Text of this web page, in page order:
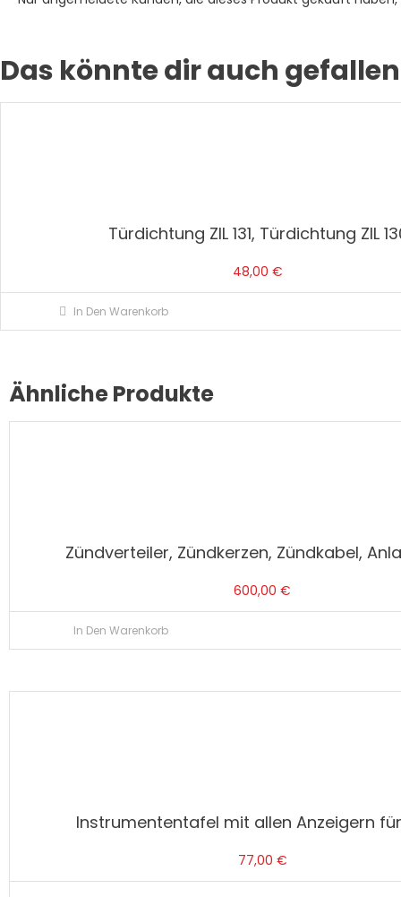
Das könnte dir auch
Türdichtung ZIL 131, Türdichtung ZIL
48,00 €
In Den Warenkorb
Ähnliche Produkte
Zündverteiler, Zündkerzen, Zündkabel,
600,00€
In Den Warenkorb
Instrumententafel mit allen Anzeigern für
77,00 €